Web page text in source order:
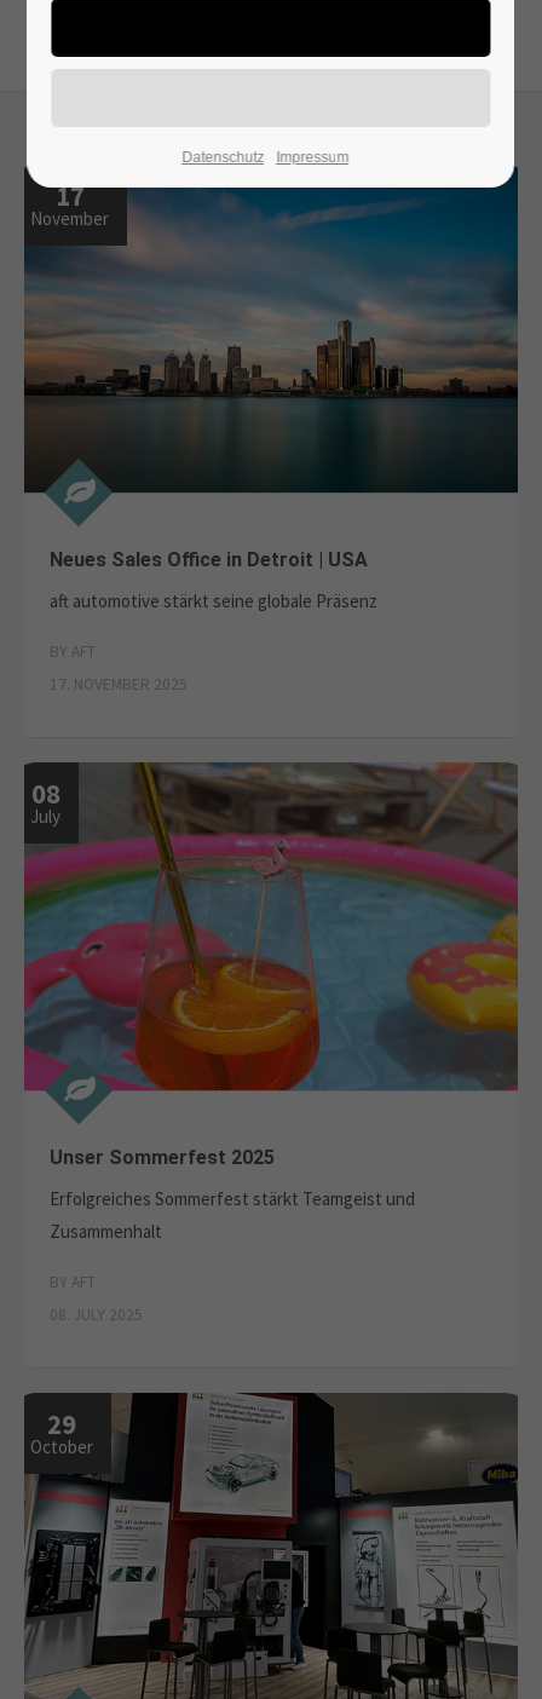
24h/ 365days
Mon - Fri 8:00am - 5:00pm(GMT +1)
Get in touch
Cybersteel Inc.
376-293 City Road, Suite 600
San Francisco, CA 94102
Drop us a line
About us
Lorem ipsum dolor sit amet, consectetuer
nascetur ridiculus mus. Donec quam felis, ultricies nec.
17
November
Neues Sales Office in Detroit | USA
aft automotive stärkt seine globale Präsenz
BY AFT
17. NOVEMBER 2025
08
July
Unser Sommerfest 2025
Erfolgreiches Sommerfest stärkt Teamgeist und
Zusammenhalt
BY AFT
08. JULY 2025
29
October
Datenschutz Impressum